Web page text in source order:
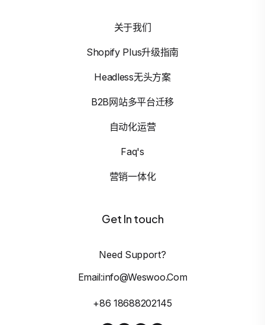
关于我们
Shopify Plus升级指南
Headless无头方案
B2B网站多平台迁移
自动化运营
Faq's
营销一体化
Get In touch
Need Support?
Email:info@weswoo.com
+86 18688202145